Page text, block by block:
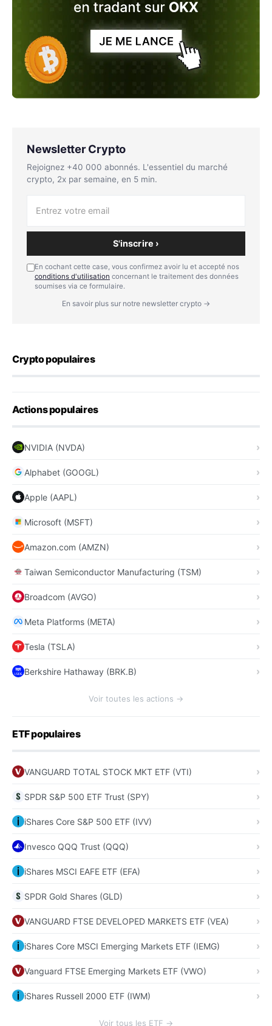
Newsletter Crypto
Rejoignez +40 000 abonnés. L'essentiel du marché
crypto, 2x par semaine, en 5 min.
S'inscrire ›
En cochant cette case, vous confirmez avoir lu et accepté nos
conditions d'utilisation concernant le traitement des données
soumises via ce formulaire.
En savoir plus sur notre newsletter crypto →
Crypto populaires
Actions populaires
NVIDIA (NVDA)
Alphabet (GOOGL)
Apple (AAPL)
Microsoft (MSFT)
Amazon.com (AMZN)
Taiwan Semiconductor Manufacturing (TSM)
Broadcom (AVGO)
Meta Platforms (META)
Tesla (TSLA)
Berkshire Hathaway (BRK.B)
Voir toutes les actions →
ETF populaires
VANGUARD TOTAL STOCK MKT ETF (VTI)
SPDR S&P 500 ETF Trust (SPY)
iShares Core S&P 500 ETF (IVV)
Invesco QQQ Trust (QQQ)
iShares MSCI EAFE ETF (EFA)
SPDR Gold Shares (GLD)
VANGUARD FTSE DEVELOPED MARKETS ETF (VEA)
iShares Core MSCI Emerging Markets ETF (IEMG)
Vanguard FTSE Emerging Markets ETF (VWO)
iShares Russell 2000 ETF (IWM)
Voir tous les ETF →